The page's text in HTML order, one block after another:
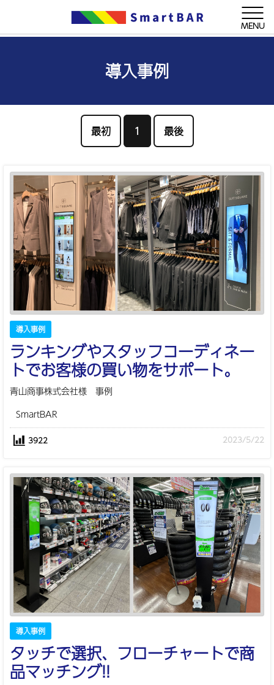
MENU
導入事例
最初 1 最後
導入事例
ランキングやスタッフコーディネー
トでお客様の買い物をサポート。
青山商事株式会社様 事例
SmartBAR
3922 2023/5/22
導入事例
タッチで選択、フローチャートで商
品マッチング!!